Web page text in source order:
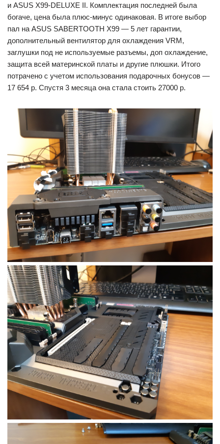
и ASUS X99-DELUXE II. Комплектация последней была
богаче, цена была плюс-минус одинаковая. В итоге выбор
пал на ASUS SABERTOOTH X99 — 5 лет гарантии,
дополнительный вентилятор для охлаждения VRM,
заглушки под не используемые разъемы, доп охлаждение,
защита всей материнской платы и другие плюшки. Итого
потрачено с учетом использования подарочных бонусов —
17 654 р. Спустя 3 месяца она стала стоить 27000 р.